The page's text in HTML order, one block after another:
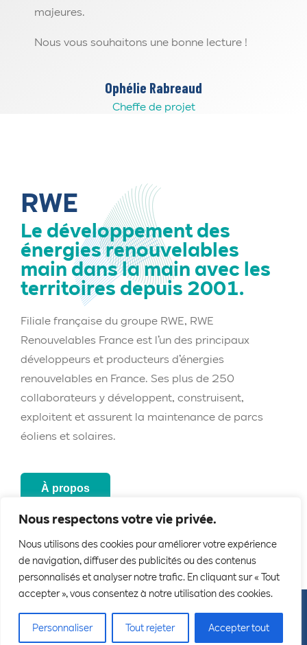
Nous respectons votre vie privée.
Nous utilisons des cookies pour améliorer votre expérience
de navigation, diffuser des publicités ou des contenus
personnalisés et analyser notre trafic. En cliquant sur « Tout
accepter », vous consentez à notre utilisation des cookies.
Personnaliser Tout rejeter Accepter tout
majeures.
Nous vous souhaitons une bonne lecture !
Ophélie Rabreaud
Cheffe de projet
RWE
Le développement des
énergies renouvelables
main dans la main avec les
territoires depuis 2001.
Filiale française du groupe RWE, RWE
Renouvelables France est l’un des principaux
développeurs et producteurs d’énergies
renouvelables en France. Ses plus de 250
collaborateurs y développent, construisent,
exploitent et assurent la maintenance de parcs
éoliens et solaires.
À propos